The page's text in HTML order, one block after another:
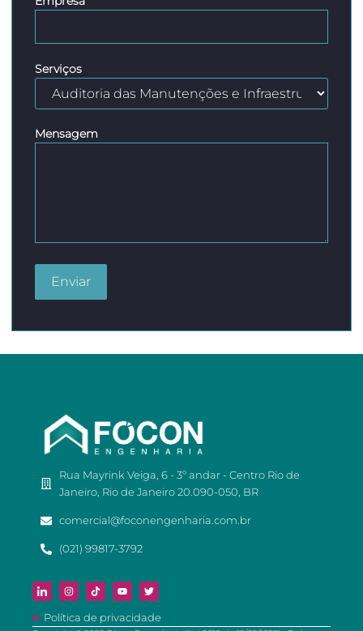
Serviços
Mensagem
Rua Mayrink Veiga, 6 - 3º andar - Centro Rio de
Janeiro, Rio de Janeiro 20.090-050, BR
comercial@foconengenharia.com.br
(021) 99817-3792
Política de privacidade